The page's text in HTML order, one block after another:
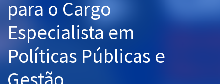
Aprovados
para o Cargo
Especialista em
Políticas Públicas e
Gestão